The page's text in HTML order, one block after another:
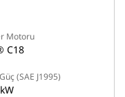
Motoru
C18
(SAE J1995)